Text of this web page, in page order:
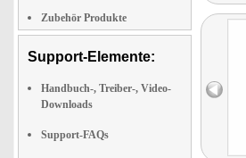
Zubehör Produkte
Support-Elemente:
Handbuch-, Treiber-, Video-
Downloads
Support-FAQs